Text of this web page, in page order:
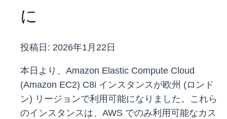
に
投稿日: 2026年1月22日
本日より、Amazon Elastic Compute Cloud
(Amazon EC2) C8i インスタンスが欧州 (ロンド
ン) リージョンで利用可能になりました。これら
のインスタンスは、AWS でのみ利用可能なカス